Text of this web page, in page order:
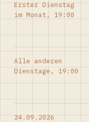
Erster Dienstag
im Monat, 19:00
Alle anderen
Dienstage, 19:00
24.09.2026